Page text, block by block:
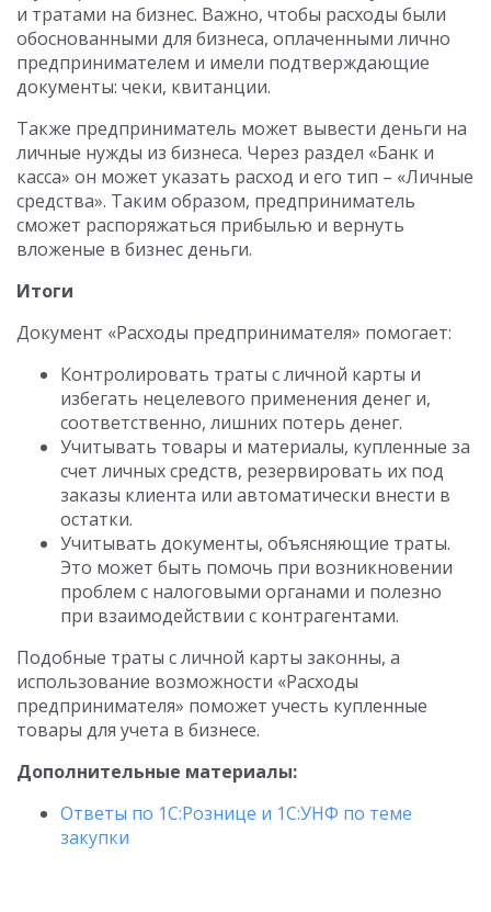
и тратами на бизнес. Важно, чтобы расходы были
обоснованными для бизнеса, оплаченными лично
предпринимателем и имели подтверждающие
документы: чеки, квитанции.
Также предприниматель может вывести деньги на
личные нужды из бизнеса. Через раздел «Банк и
касса» он может указать расход и его тип – «Личные
средства». Таким образом, предприниматель
сможет распоряжаться прибылью и вернуть
вложеные в бизнес деньги.
Итоги
Документ «Расходы предпринимателя» помогает:
Контролировать траты с личной карты и
избегать нецелевого применения денег и,
соответственно, лишних потерь денег.
Учитывать товары и материалы, купленные за
счет личных средств, резервировать их под
заказы клиента или автоматически внести в
остатки.
Учитывать документы, объясняющие траты.
Это может быть помочь при возникновении
проблем с налоговыми органами и полезно
при взаимодействии с контрагентами.
Подобные траты с личной карты законны, а
использование возможности «Расходы
предпринимателя» поможет учесть купленные
товары для учета в бизнесе.
Дополнительные материалы:
Ответы по 1С:Рознице и 1С:УНФ по теме
закупки